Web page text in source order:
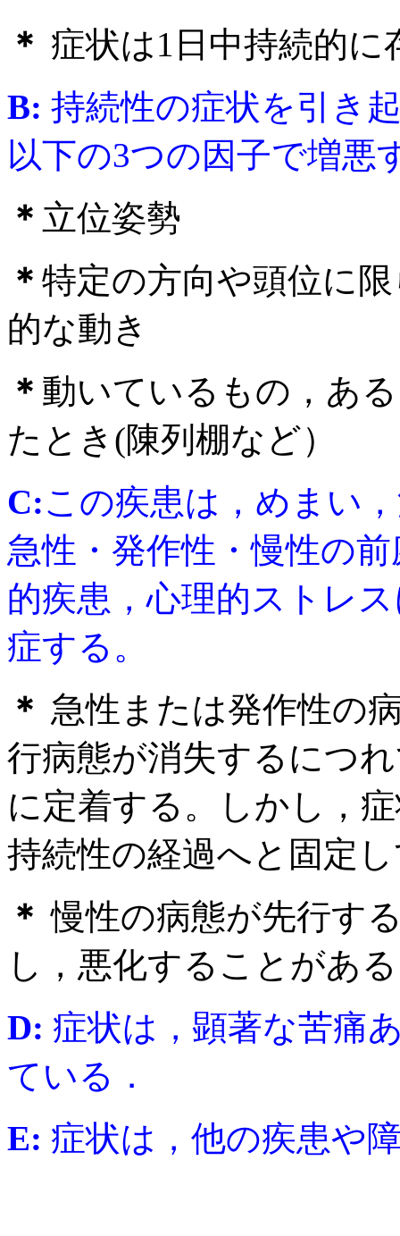
＊ 症状は1日中持続的
B: 持続性の症状を引き
以下の3つの因子で増悪
＊ 立位姿勢
＊ 特定の方向や頭位に
的な動き
＊ 動いているもの，あ
たとき(陳列棚など）
C:この疾患は，めまい
急性・発作性・慢性の
的疾患，心理的ストレ
症する。
＊ 急性または発作性の
行病態が消失するにつ
に定着する。しかし，
持続性の経過へと固定
＊ 慢性の病態が先行す
し，悪化することがあ
D: 症状は，顕著な苦痛
ている．
E: 症状は，他の疾患や